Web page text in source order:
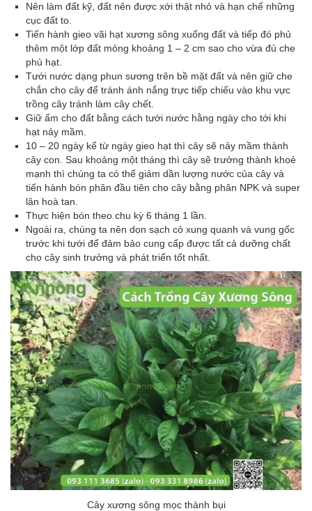
Nên làm đất kỹ, đất nên được xới thật nhỏ và hạn chế những
cục đất to.
Tiến hành gieo vãi hạt xương sông xuống đất và tiếp đó phủ
thêm một lớp đất mỏng khoảng 1 – 2 cm sao cho vừa đủ che
phủ hạt.
Tưới nước dạng phun sương trên bề mặt đất và nên giữ che
chắn cho cây để tránh ánh nắng trực tiếp chiếu vào khu vực
trồng cây tránh làm cây chết.
Giữ ẩm cho đất bằng cách tưới nước hằng ngày cho tới khi
hạt nảy mầm.
10 – 20 ngày kể từ ngày gieo hạt thì cây sẽ nảy mầm thành
cây con. Sau khoảng một tháng thì cây sẽ trưởng thành khoẻ
mạnh thì chúng ta có thể giảm dần lượng nước của cây và
tiến hành bón phân đầu tiên cho cây bằng phân NPK và super
lân hoà tan.
Thực hiện bón theo chu kỳ 6 tháng 1 lần.
Ngoài ra, chúng ta nên dọn sạch cỏ xung quanh và vung gốc
trước khi tưới để đảm bảo cung cấp được tất cả dưỡng chất
cho cây sinh trưởng và phát triển tốt nhất.
Cây xương sông mọc thành bụi